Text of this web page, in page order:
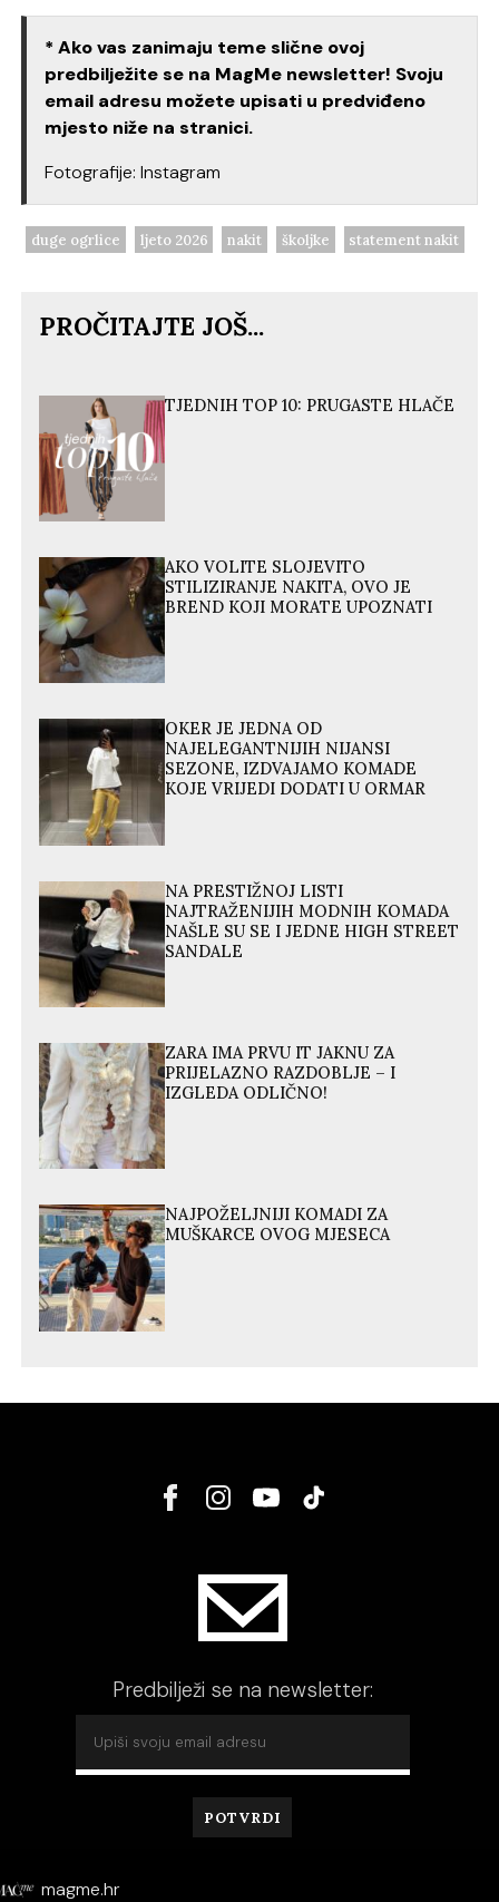
* Ako vas zanimaju teme slične ovoj
predbilježite se na MagMe newsletter! Svoju
email adresu možete upisati u predviđeno
mjesto niže na stranici.
Fotografije: Instagram
duge ogrlice ljeto 2026 nakit školjke statement nakit
PROČITAJTE JOŠ...
TJEDNIH TOP 10: PRUGASTE HLAČE
AKO VOLITE SLOJEVITO
STILIZIRANJE NAKITA, OVO JE
BREND KOJI MORATE UPOZNATI
OKER JE JEDNA OD
NAJELEGANTNIJIH NIJANSI
SEZONE, IZDVAJAMO KOMADE
KOJE VRIJEDI DODATI U ORMAR
NA PRESTIŽNOJ LISTI
NAJTRAŽENIJIH MODNIH KOMADA
NAŠLE SU SE I JEDNE HIGH STREET
SANDALE
ZARA IMA PRVU IT JAKNU ZA
PRIJELAZNO RAZDOBLJE – I
IZGLEDA ODLIČNO!
NAJPOŽELJNIJI KOMADI ZA
MUŠKARCE OVOG MJESECA
Predbilježi se na newsletter:
magme.hr